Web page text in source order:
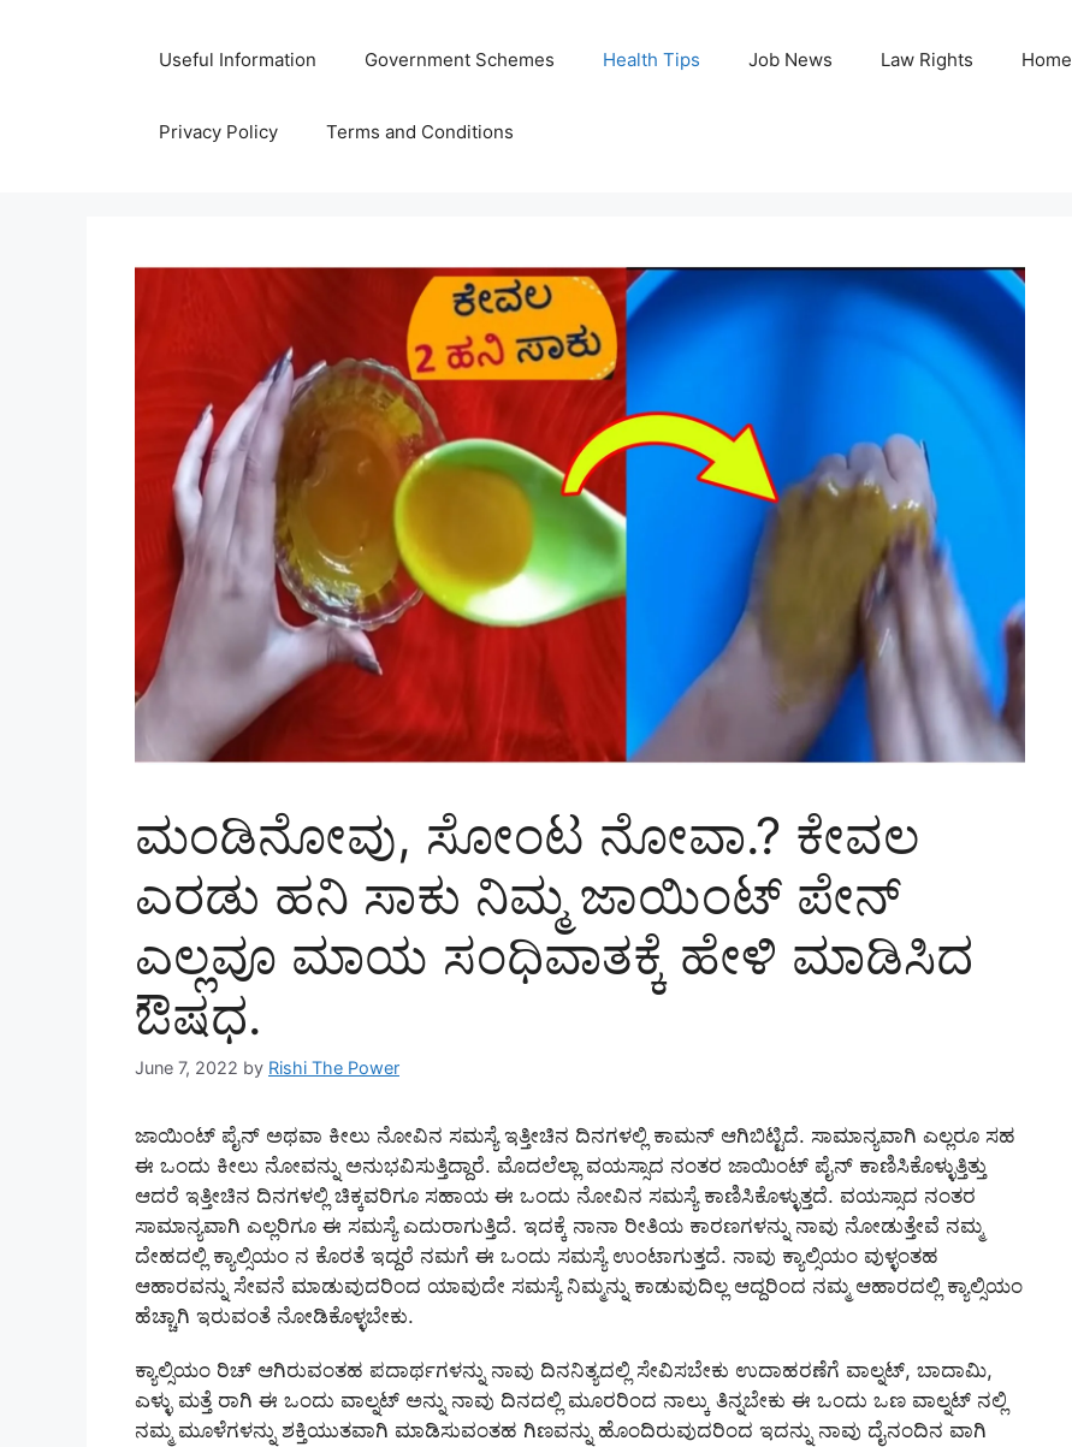
Useful Information Government Schemes Health Tips Job News Law Rights Home
Privacy Policy Terms and Conditions
ಮಂಡಿನೋವು, ಸೋಂಟ ನೋವಾ.? ಕೇವಲ
ಎರಡು ಹನಿ ಸಾಕು ನಿಮ್ಮ ಜಾಯಿಂಟ್ ಪೇನ್
ಎಲ್ಲವೂ ಮಾಯ ಸಂಧಿವಾತಕ್ಕೆ ಹೇಳಿ ಮಾಡಿಸಿದ
ಔಷಧ.
June 7, 2022 by Rishi The Power
ಜಾಯಿಂಟ್ ಪೈನ್ ಅಥವಾ ಕೀಲು ನೋವಿನ ಸಮಸ್ಯೆ ಇತ್ತೀಚಿನ ದಿನಗಳಲ್ಲಿ ಕಾಮನ್ ಆಗಿಬಿಟ್ಟಿದೆ. ಸಾಮಾನ್ಯವಾಗಿ ಎಲ್ಲರೂ ಸಹ
ಈ ಒಂದು ಕೀಲು ನೋವನ್ನು ಅನುಭವಿಸುತ್ತಿದ್ದಾರೆ. ಮೊದಲೆಲ್ಲಾ ವಯಸ್ಸಾದ ನಂತರ ಜಾಯಿಂಟ್ ಪೈನ್ ಕಾಣಿಸಿಕೊಳ್ಳುತ್ತಿತ್ತು
ಆದರೆ ಇತ್ತೀಚಿನ ದಿನಗಳಲ್ಲಿ ಚಿಕ್ಕವರಿಗೂ ಸಹಾಯ ಈ ಒಂದು ನೋವಿನ ಸಮಸ್ಯೆ ಕಾಣಿಸಿಕೊಳ್ಳುತ್ತದೆ. ವಯಸ್ಸಾದ ನಂತರ
ಸಾಮಾನ್ಯವಾಗಿ ಎಲ್ಲರಿಗೂ ಈ ಸಮಸ್ಯೆ ಎದುರಾಗುತ್ತಿದೆ. ಇದಕ್ಕೆ ನಾನಾ ರೀತಿಯ ಕಾರಣಗಳನ್ನು ನಾವು ನೋಡುತ್ತೇವೆ ನಮ್ಮ
ದೇಹದಲ್ಲಿ ಕ್ಯಾಲ್ಸಿಯಂ ನ ಕೊರತೆ ಇದ್ದರೆ ನಮಗೆ ಈ ಒಂದು ಸಮಸ್ಯೆ ಉಂಟಾಗುತ್ತದೆ. ನಾವು ಕ್ಯಾಲ್ಸಿಯಂ ವುಳ್ಳಂತಹ
ಆಹಾರವನ್ನು ಸೇವನೆ ಮಾಡುವುದರಿಂದ ಯಾವುದೇ ಸಮಸ್ಯೆ ನಿಮ್ಮನ್ನು ಕಾಡುವುದಿಲ್ಲ ಆದ್ದರಿಂದ ನಮ್ಮ ಆಹಾರದಲ್ಲಿ ಕ್ಯಾಲ್ಸಿಯಂ
ಹೆಚ್ಚಾಗಿ ಇರುವಂತೆ ನೋಡಿಕೊಳ್ಳಬೇಕು.
ಕ್ಯಾಲ್ಸಿಯಂ ರಿಚ್ ಆಗಿರುವಂತಹ ಪದಾರ್ಥಗಳನ್ನು ನಾವು ದಿನನಿತ್ಯದಲ್ಲಿ ಸೇವಿಸಬೇಕು ಉದಾಹರಣೆಗೆ ವಾಲ್ನಟ್, ಬಾದಾಮಿ,
ಎಳ್ಳು ಮತ್ತೆ ರಾಗಿ ಈ ಒಂದು ವಾಲ್ನಟ್ ಅನ್ನು ನಾವು ದಿನದಲ್ಲಿ ಮೂರರಿಂದ ನಾಲ್ಕು ತಿನ್ನಬೇಕು ಈ ಒಂದು ಒಣ ವಾಲ್ನಟ್ ನಲ್ಲಿ
ನಮ್ಮ ಮೂಳೆಗಳನ್ನು ಶಕ್ತಿಯುತವಾಗಿ ಮಾಡಿಸುವಂತಹ ಗಿಣವನ್ನು ಹೊಂದಿರುವುದರಿಂದ ಇದನ್ನು ನಾವು ದೈನಂದಿನ ವಾಗಿ